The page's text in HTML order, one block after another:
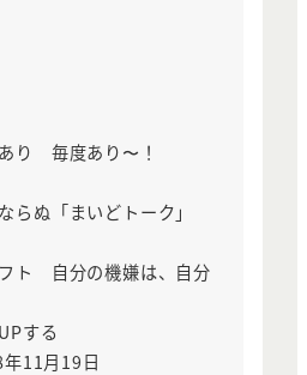
毎度あり〜！
らぬ「まいどトーク」
ト 自分の機嫌は、自分
する
11月19日